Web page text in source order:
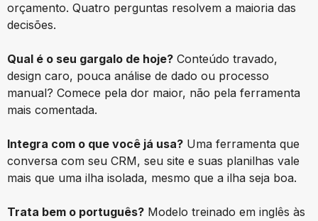
orçamento. Quatro perguntas resolvem a maioria das
decisões.
Qual é o seu gargalo de hoje? Conteúdo travado,
design caro, pouca análise de dado ou processo
manual? Comece pela dor maior, não pela ferramenta
mais comentada.
Integra com o que você já usa? Uma ferramenta que
conversa com seu CRM, seu site e suas planilhas vale
mais que uma ilha isolada, mesmo que a ilha seja boa.
Trata bem o português? Modelo treinado em inglês às